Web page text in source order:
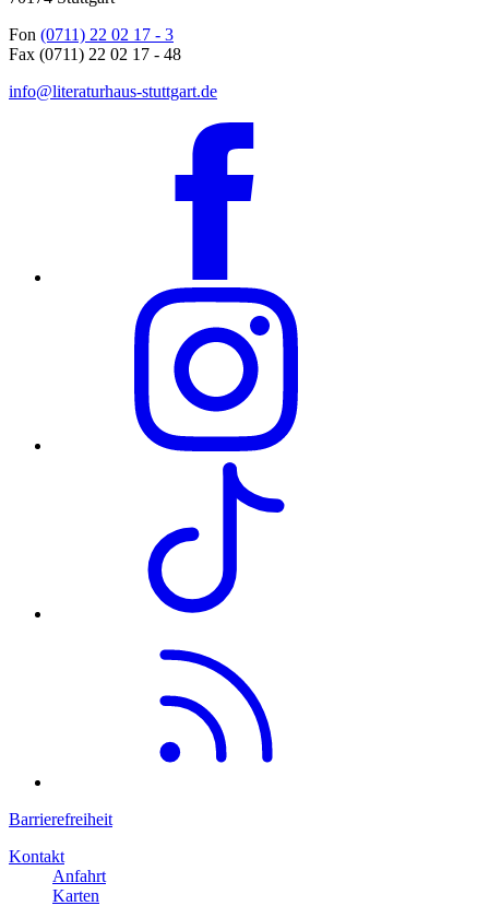
Fon (0711) 22 02 17 - 3
Fax (0711) 22 02 17 - 48
info@literaturhaus-stuttgart.de
Barrierefreiheit
Kontakt
Anfahrt
Karten